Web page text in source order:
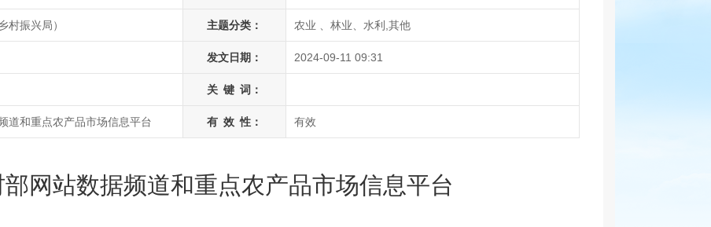
村振兴局） 主题分类： 农业 、林业、水利,其他
发文日期： 2024-09-11 09:31
关 键 词：
道和重点农产品市场信息平台 有 效 性： 有效
网站数据频道和重点农产品市场信息平台